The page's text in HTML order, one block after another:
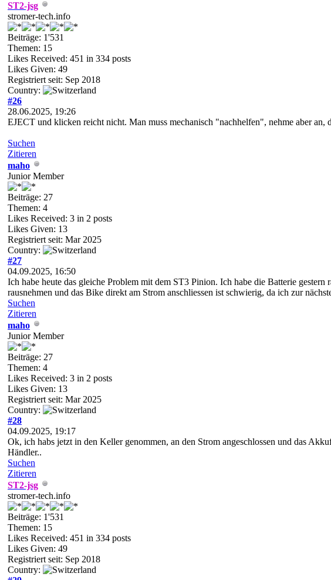
ST2-jsg
stromer-tech.info
Beiträge: 1'531
Themen: 15
Likes Received: 451 in 334 posts
Likes Given: 49
Registriert seit: Sep 2018
Country:
#26
28.06.2025, 19:26
EJECT und klicken reicht nicht. Man muss mechanisch "nachhelfen", nehme aber an,
Suchen
Zitieren
maho
Junior Member
Beiträge: 27
Themen: 4
Likes Received: 3 in 2 posts
Likes Given: 13
Registriert seit: Mar 2025
Country:
#27
04.09.2025, 16:50
Ich habe heute das gleiche Problem mit dem ST3 Pinion. Ich habe die Batterie
rausnehmen und das Bike direkt am Strom anschliessen ist schwierig, da ich zur
Suchen
Zitieren
maho
Junior Member
Beiträge: 27
Themen: 4
Likes Received: 3 in 2 posts
Likes Given: 13
Registriert seit: Mar 2025
Country:
#28
04.09.2025, 19:17
Ok, ich habs jetzt in den Keller genommen, an den Strom angeschlossen und das
Händler..
Suchen
Zitieren
ST2-jsg
stromer-tech.info
Beiträge: 1'531
Themen: 15
Likes Received: 451 in 334 posts
Likes Given: 49
Registriert seit: Sep 2018
Country: